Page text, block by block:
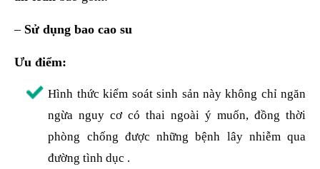
–Sử dụng bao cao su
Ưu điểm:
Hình thức kiểm soát sinh sản này không chỉ ngăn
ngừa nguy cơ có thai ngoài ý muốn, đồng thời
phòng chống được những bệnh lây nhiễm qua
đường tình dục .